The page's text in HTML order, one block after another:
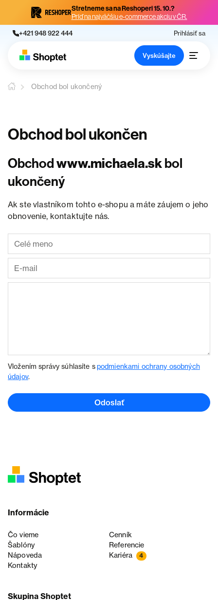
Stretneme sa na Reshoperi 15. 10.?
Príď na najväčšiu e-commerce akciu v ČR.
+421 948 922 444 Prihlásiť sa
Vyskúšajte
Obchod bol ukončený
Obchod bol ukončen
Obchodwww.michaela.skbol
ukončený
Ak ste vlastníkom tohto e-shopu a máte záujem o jeho
obnovenie, kontaktujte nás.
Vložením správy súhlasíte spodmienkami ochrany osobných
údajov.
Odoslať
Informácie
Čo vieme
Cenník
Šablóny
Referencie
Nápoveda
Kariéra 4
Kontakty
Skupina Shoptet